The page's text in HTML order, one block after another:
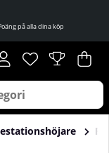
på alla dina köp
Önskelista
Antal i
. .